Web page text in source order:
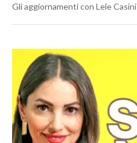
Gli aggiornamenti con Lele Casini